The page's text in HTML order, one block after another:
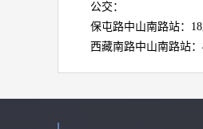
公交：
保屯路中山南路站：18
西藏南路中山南路站